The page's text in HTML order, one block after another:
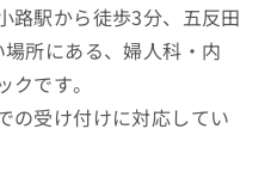
路駅から徒歩3分、五反田
所にある、婦人科・内
です。
の受け付けに対応してい